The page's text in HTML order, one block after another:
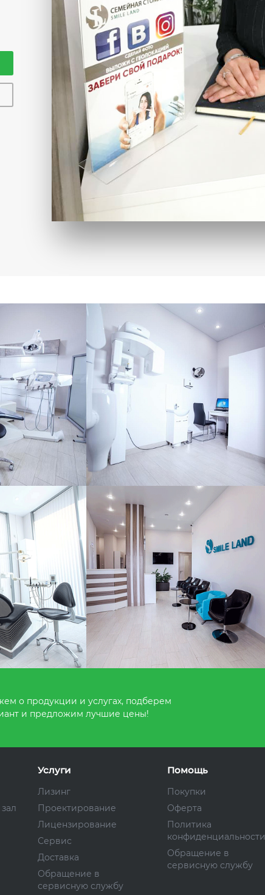
о продукции и услугах, подберем
и предложим лучшие цены!
Услуги
Лизинг
Проектирование
Лицензирование
Сервис
Доставка
Обращение в
сервисную службу
Помощь
Покупки
Оферта
Политика
конфиденциальности
Обращение в
сервисную службу